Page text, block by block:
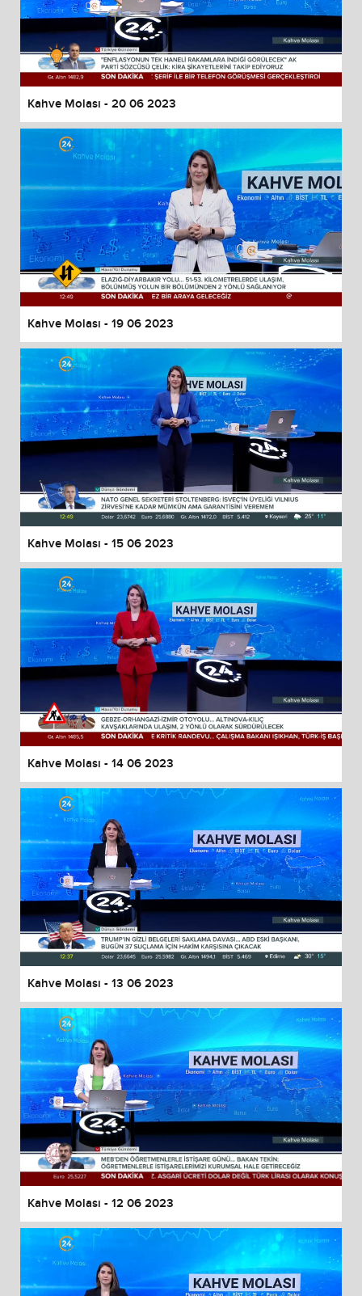
Kahve Molası - 20 06 2023
Kahve Molası - 19 06 2023
Kahve Molası - 15 06 2023
Kahve Molası - 14 06 2023
Kahve Molası - 13 06 2023
Kahve Molası - 12 06 2023